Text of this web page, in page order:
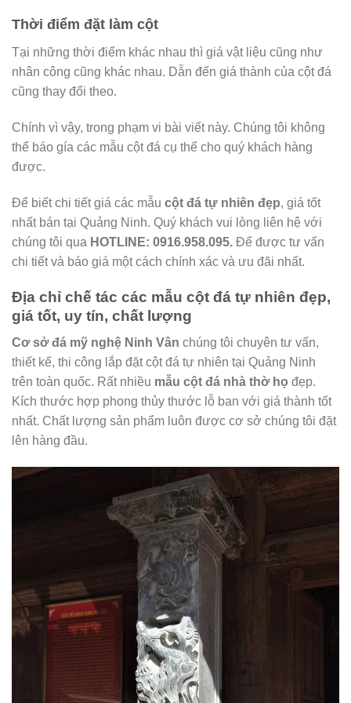
Thời điểm đặt làm cột
Tại những thời điểm khác nhau thì giá vật liệu cũng như
nhân công cũng khác nhau. Dẫn đến giá thành của cột đá
cũng thay đổi theo.
Chính vì vậy, trong phạm vi bài viết này. Chúng tôi không
thể báo gía các mẫu cột đá cụ thể cho quý khách hàng
được.
Để biết chi tiết giá các mẫu cột đá tự nhiên đẹp, giá tốt
nhất bán tại Quảng Ninh. Quý khách vui lòng liên hệ với
chúng tôi qua HOTLINE: 0916.958.095. Để được tư vấn
chi tiết và báo giá một cách chính xác và ưu đãi nhất.
Địa chỉ chế tác các mẫu cột đá tự nhiên đẹp,
giá tốt, uy tín, chất lượng
Cơ sở đá mỹ nghệ Ninh Vân chúng tôi chuyên tư vấn,
thiết kế, thi công lắp đặt cột đá tự nhiên tại Quảng Ninh
trên toàn quốc. Rất nhiều mẫu cột đá nhà thờ họ đẹp.
Kích thước hợp phong thủy thước lỗ ban với giá thành tốt
nhất. Chất lượng sản phẩm luôn được cơ sở chúng tôi đặt
lên hàng đầu.